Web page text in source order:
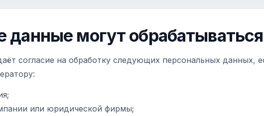
данные могут обрабатываться
согласие на обработку следующих персональных данных,
или юридической фирмы;